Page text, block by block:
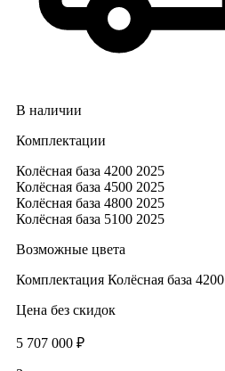
В наличии
Комплектации
Колёсная база 4200 2025
Колёсная база 4500 2025
Колёсная база 4800 2025
Колёсная база 5100 2025
Возможные цвета
Комплектация Колёсная база 4200
Цена без скидок
5 707 000 ₽